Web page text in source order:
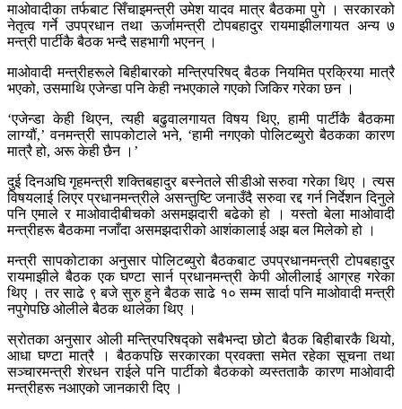
माओवादीका तर्फबाट सिँचाइमन्त्री उमेश यादव मात्र बैठकमा पुगे । सरकारको
नेतृत्व गर्ने उपप्रधान तथा ऊर्जामन्त्री टोपबहादुर रायमाझीलगायत अन्य ७
मन्त्री पार्टीकै बैठक भन्दै सहभागी भएनन् ।
माओवादी मन्त्रीहरूले बिहीबारको मन्त्रिपरिषद् बैठक नियमित प्रक्रिया मात्रै
भएको, उसमाथि एजेन्डा पनि केही नभएकाले गएको जिकिर गरेका छन ।
‘एजेन्डा केही थिएन, त्यही बढुवालगायत विषय थिए, हामी पार्टीकै बैठकमा
लाग्यौं,’ वनमन्त्री सापकोटाले भने, ‘हामी नगएको पोलिटब्युरो बैठकका कारण
मात्रै हो, अरू केही छैन ।’
दुई दिनअघि गृहमन्त्री शक्तिबहादुर बस्नेतले सीडीओ सरुवा गरेका थिए । त्यस
विषयलाई लिएर प्रधानमन्त्रीले असन्तुष्टि जनाउँदै सरुवा रद्द गर्न निर्देशन दिनुले
पनि एमाले र माओवादीबीचको असमझदारी बढेको हो । यस्तो बेला माओवादी
मन्त्रीहरू बैठकमा नजाँदा असमझदारीको आशंकालाई अझ बल मिलेको हो ।
मन्त्री सापकोटाका अनुसार पोलिटब्युरो बैठकबाट उपप्रधानमन्त्री टोपबहादुर
रायमाझीले बैठक एक घण्टा सार्न प्रधानमन्त्री केपी ओलीलाई आग्रह गरेका
थिए । तर साढे ९ बजे सुरु हुने बैठक साढे १० सम्म सार्दा पनि माओवादी मन्त्री
नपुगेपछि ओलीले बैठक थालेका थिए ।
स्रोतका अनुसार ओली मन्त्रिपरिषद्को सबैभन्दा छोटो बैठक बिहीबारकै थियो,
आधा घण्टा मात्रै । बैठकपछि सरकारका प्रवक्ता समेत रहेका सूचना तथा
सञ्चारमन्त्री शेरधन राईले पनि पार्टीको बैठकको व्यस्तताकै कारण माओवादी
मन्त्रीहरू नआएको जानकारी दिए ।